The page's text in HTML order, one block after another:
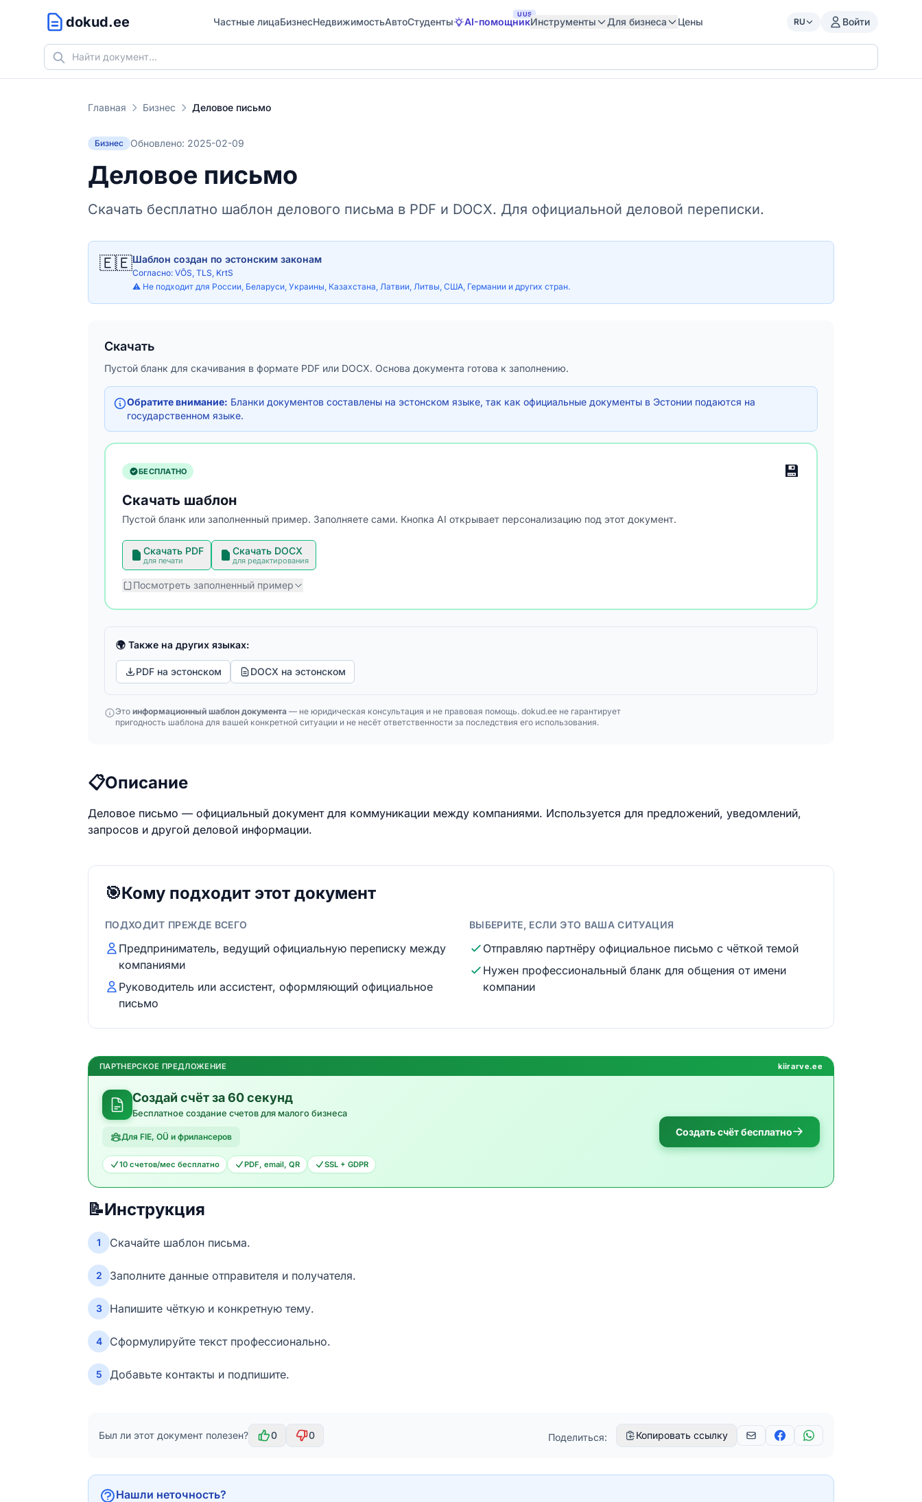
dokud.ee Частные лицаБизнесНедвижимостьАвтоСтуденты
UUS
AI-помощникИнструменты Для бизнеса Цены RU Войти
Главная Бизнес Деловое письмо
Бизнес Обновлено: 2025-02-09
Деловое письмо
Скачать бесплатно шаблон делового письма в PDF и DOCX. Для официальной деловой переписки.
🇪🇪Шаблон создан по эстонским законам
Согласно: VÕS, TLS, KrtS
⚠️ Не подходит для России, Беларуси, Украины, Казахстана, Латвии, Литвы, США, Германии и других стран.
Скачать
Пустой бланк для скачивания в формате PDF или DOCX. Основа документа готова к заполнению.
Обратите внимание: Бланки документов составлены на эстонском языке, так как официальные документы в Эстонии подаются на
государственном языке.
БЕСПЛАТНО 💾
Скачать шаблон
Пустой бланк или заполненный пример. Заполняете сами. Кнопка AI открывает персонализацию под этот документ.
Скачать PDF
для печати
Скачать DOCX
для редактирования
Посмотреть заполненный пример
🌍 Также на других языках:
PDF на эстонском DOCX на эстонском
Это информационный шаблон документа — не юридическая консультация и не правовая помощь. dokud.ee не гарантирует
пригодность шаблона для вашей конкретной ситуации и не несёт ответственности за последствия его использования.
📋Описание
Деловое письмо — официальный документ для коммуникации между компаниями. Используется для предложений, уведомлений,
запросов и другой деловой информации.
🎯Кому подходит этот документ
ПОДХОДИТ ПРЕЖДЕ ВСЕГО
Предприниматель, ведущий официальную переписку между
компаниями
Руководитель или ассистент, оформляющий официальное
письмо
ВЫБЕРИТЕ, ЕСЛИ ЭТО ВАША СИТУАЦИЯ
Отправляю партнёру официальное письмо с чёткой темой
Нужен профессиональный бланк для общения от имени
компании
ПАРТНЕРСКОЕ ПРЕДЛОЖЕНИЕ kiirarve.ee
Создай счёт за 60 секунд
Бесплатное создание счетов для малого бизнеса
Для FIE, OÜ и фрилансеров
10 счетов/мес бесплатно PDF, email, QR SSL + GDPR
Создать счёт бесплатно
📝Инструкция
1 Скачайте шаблон письма.
2 Заполните данные отправителя и получателя.
3 Напишите чёткую и конкретную тему.
4 Сформулируйте текст профессионально.
5 Добавьте контакты и подпишите.
Был ли этот документ полезен? 0 0 Поделиться: Копировать ссылку
Нашли неточность?